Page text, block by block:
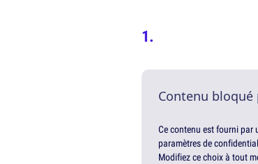
Contenu bloqué
Ce contenu est fourni par
paramètres de
Modifiez ce choix à tout